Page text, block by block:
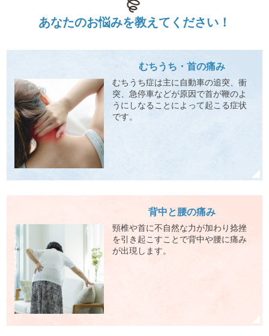
あなたのお悩みを教えてください！
むちうち・首の痛み
むちうち症は主に自動車の追突、衝
突、急停車などが原因で首が鞭のよ
うにしなることによって起こる症状
です。
背中と腰の痛み
頸椎や首に不自然な力が加わり捻挫
を引き起こすことで背中や腰に痛み
が出現します。